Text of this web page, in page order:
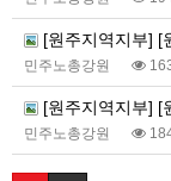
[원주지역지부] [원주소
민주노총강원
[원주지역지부] [원
민주노총강원